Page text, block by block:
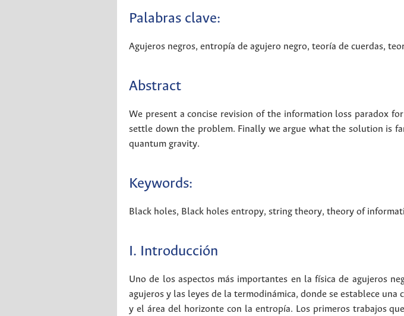
Palabras clave:
Agujeros negros, entropía de agujero negro, teoría de cuerdas,
Abstract
We present a concise revision of the information loss paradox
settle down the problem. Finally we argue what the solution is
quantum gravity.
Keywords:
Black holes, Black holes entropy, string theory, theory of
I. Introducción
Uno de los aspectos más importantes en la física de agujeros
agujeros y las leyes de la termodinámica, donde se establece
y el área del horizonte con la entropía. Los primeros trabajos